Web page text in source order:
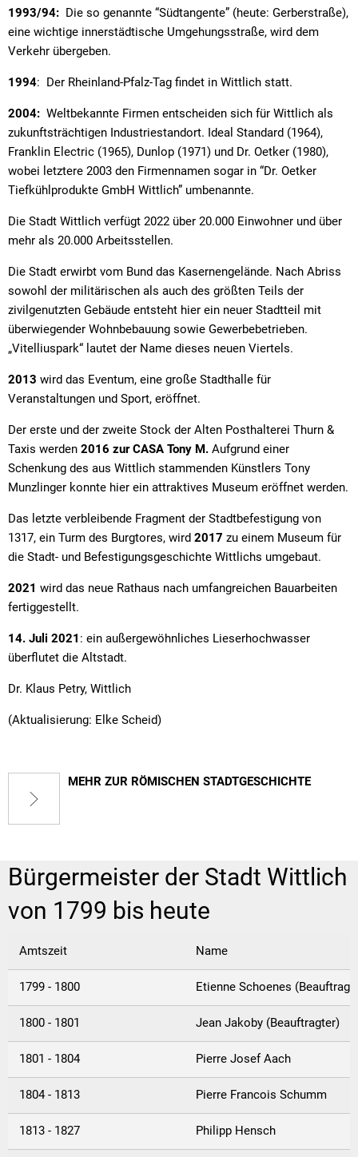
1993/94: Die so genannte “Südtangente” (heute: Gerberstraße),
eine wichtige innerstädtische Umgehungsstraße, wird dem
Verkehr übergeben.
1994: Der Rheinland-Pfalz-Tag findet in Wittlich statt.
2004: Weltbekannte Firmen entscheiden sich für Wittlich als
zukunftsträchtigen Industriestandort. Ideal Standard (1964),
Franklin Electric (1965), Dunlop (1971) und Dr. Oetker (1980),
wobei letztere 2003 den Firmennamen sogar in “Dr. Oetker
Tiefkühlprodukte GmbH Wittlich” umbenannte.
Die Stadt Wittlich verfügt 2022 über 20.000 Einwohner und über
mehr als 20.000 Arbeitsstellen.
Die Stadt erwirbt vom Bund das Kasernengelände. Nach Abriss
sowohl der militärischen als auch des größten Teils der
zivilgenutzten Gebäude entsteht hier ein neuer Stadtteil mit
überwiegender Wohnbebauung sowie Gewerbebetrieben.
„Vitelliuspark“ lautet der Name dieses neuen Viertels.
2013 wird das Eventum, eine große Stadthalle für
Veranstaltungen und Sport, eröffnet.
Der erste und der zweite Stock der Alten Posthalterei Thurn &
Taxis werden 2016 zur CASA Tony M. Aufgrund einer
Schenkung des aus Wittlich stammenden Künstlers Tony
Munzlinger konnte hier ein attraktives Museum eröffnet werden.
Das letzte verbleibende Fragment der Stadtbefestigung von
1317, ein Turm des Burgtores, wird 2017 zu einem Museum für
die Stadt- und Befestigungsgeschichte Wittlichs umgebaut.
2021 wird das neue Rathaus nach umfangreichen Bauarbeiten
fertiggestellt.
14. Juli 2021 : ein außergewöhnliches Lieserhochwasser
überflutet die Altstadt.
Dr. Klaus Petry, Wittlich
(Aktualisierung: Elke Scheid)
MEHR ZUR RÖMISCHEN STADTGESCHICHTE
Bürgermeister der Stadt Wittlich
von 1799 bis heute
Amtszeit Name
1799 - 1800 Etienne Schoenes
1800 - 1801 Jean Jakoby (Beauftragter)
1801 - 1804 Pierre Josef Aach
1804 - 1813 Pierre Francois Schumm
1813 - 1827 Philipp Hensch